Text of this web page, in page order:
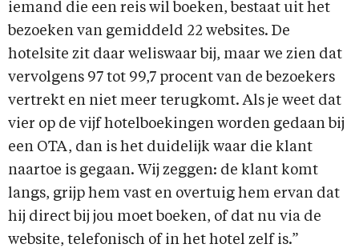
iemand die een reis wil boeken, bestaat uit het
bezoeken van gemiddeld 22 websites. De
hotelsite zit daar weliswaar bij, maar we zien dat
vervolgens 97 tot 99,7 procent van de bezoekers
vertrekt en niet meer terugkomt. Als je weet dat
vier op de vijf hotelboekingen worden gedaan bij
een OTA, dan is het duidelijk waar die klant
naartoe is gegaan. Wij zeggen: de klant komt
langs, grijp hem vast en overtuig hem ervan dat
hij direct bij jou moet boeken, of dat nu via de
website, telefonisch of in het hotel zelf is.”